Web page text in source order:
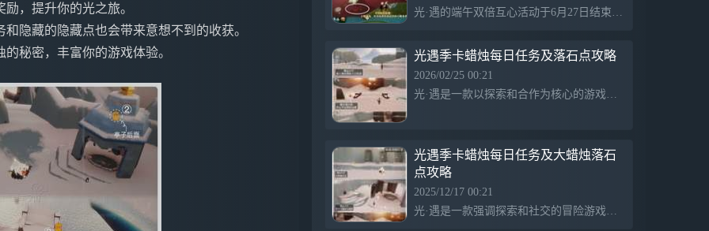
，提升你的光之旅。
隐藏的隐藏点也会带来意想不到的收获。
秘密，丰富你的游戏体验。
光·遇的端午双倍互心活动于6月27日结束，玩家们在最后时刻互赠爱心，为七周年庆储备资源。期待已久的AR实景相机功能正在逐步解锁，玩家可创作精彩拍照作品。6月28日，官方提供了云野圣岛红石的刷新位置与时段，玩家可通过定点蹲守来获取升华蜡烛，为周年庆做好准备，建议组队进行任务以应对干扰。
光遇季卡蜡烛每日任务及落石点攻略
2026/02/25 00:21
光·遇是一款以探索和合作为核心的游戏，提供丰富的每日任务和季卡蜡烛玩法，玩家通过完成任务收集蜡烛用以解锁内容，游戏强调社交互动和探索未知世界，内容多样而富有趣味。
光遇季卡蜡烛每日任务及大蜡烛落石
点攻略
2025/12/17 00:21
光·遇是一款强调探索和社交的冒险游戏，提供季卡蜡烛每日任务和大蜡烛落石点等内容，玩家通过完成任务不断获取奖励，体验丰富的游戏世界。